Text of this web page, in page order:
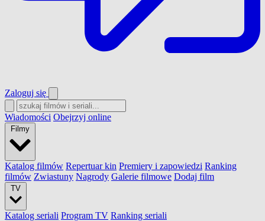
Zaloguj się
Wiadomości Obejrzyj online
Filmy
Katalog filmów Repertuar kin Premiery i zapowiedzi Ranking
filmów Zwiastuny Nagrody Galerie filmowe Dodaj film
TV
Katalog seriali Program TV Ranking seriali